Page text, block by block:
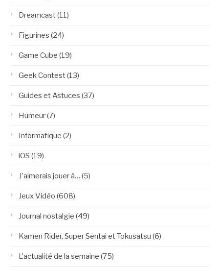
Dreamcast(11)
Figurines (24)
Game Cube (19)
Geek Contest(13)
Guides et Astuces (37)
Humeur(7)
Informatique (2)
iOS (19)
J'aimerais jouer à… (5)
Jeux Vidéo (608)
Journal nostalgie (49)
Kamen Rider, Super Sentai et Tokusatsu (6)
L'actualité de la semaine (75)